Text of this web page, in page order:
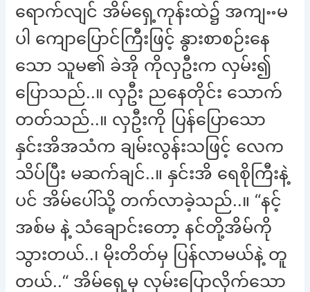
ရောက်လျင် အိမ်ရှေ့ကုန်းထဲ၌ အကျႌမ
ပါ ကျောပြောင်ကြီးဖြင့် နွားစာစဉ်းနေ
သော သူမ၏ ခဲအို ကိုလှဦးက လှမ်း၍
ပြောသည်..။ လှဦး ညနေတိုင်း သောက်
တတ်သည်..။ လှဦးကို ပြန်ပြောသော
နှင်းအိအသံက ချမ်းလွန်းသဖြင့် လေက
သိပ်ပြီး မဆက်ချင်..။ နှင်းအိ ရေစိုကြီးနဲ့
ပင် အိမ်ပေါ်သို့ တက်လာခဲ့သည်..။ “နင့်
အစ်မ နဲ့ သံချောင်းတော့ နင်တို့အိမ်ကို
သွားတယ်..၊ မိုးတိတ်မှ ပြန်လာမယ်နဲ့ တူ
တယ်..“ အိမ်ရှေ့မှ လှမ်းပြောလိုက်သော